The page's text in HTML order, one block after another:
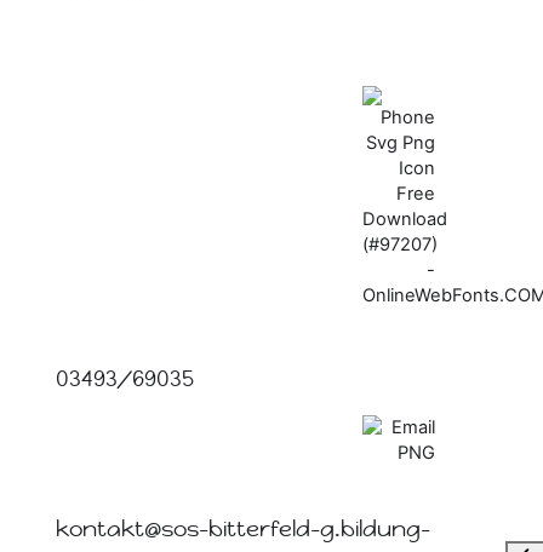
03493/69035
kontakt@sos-bitterfeld-g.bildung-